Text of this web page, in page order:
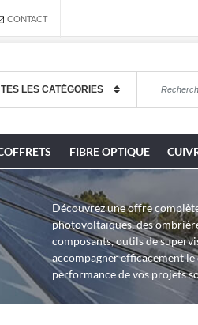
CONTACT
FIBRE OPTIQUE
Découvrez une offre
photovoltaïques, des
composants, outils de
accompagner efficacement
performance de vos projets